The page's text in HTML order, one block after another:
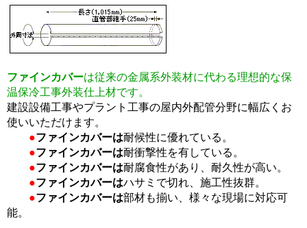
ファインカバーは従来の金属系外装材に代わる理想的な保
温保冷工事外装仕上材です。
建設設備工事やプラント工事の屋内外配管分野に幅広くお
使いいただけます。
●ファインカバーは耐候性に優れている。
●ファインカバーは耐衝撃性を有している。
●ファインカバーは耐腐食性があり、耐久性が高い。
●ファインカバーはハサミで切れ、施工性抜群。
●ファインカバーは部材も揃い、様々な現場に対応可
能。